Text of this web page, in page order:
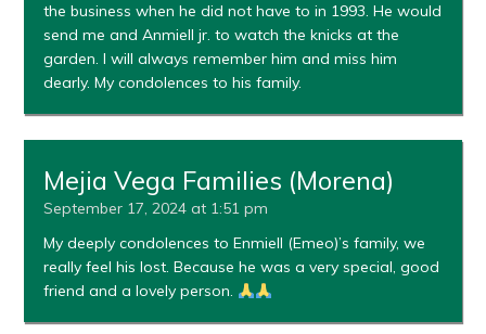
the business when he did not have to in 1993. He would
send me and Anmiell jr. to watch the knicks at the
garden. I will always remember him and miss him
dearly. My condolences to his family.
Mejia Vega Families (Morena)
September 17, 2024 at 1:51 pm
My deeply condolences to Enmiell (Emeo)’s family, we
really feel his lost. Because he was a very special, good
friend and a lovely person.